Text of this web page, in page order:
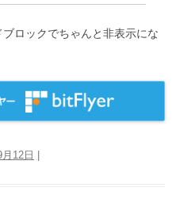
ロックでちゃんと非表示にな
12日